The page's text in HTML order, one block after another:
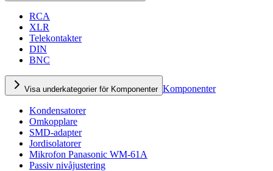
RCA
XLR
Telekontakter
DIN
BNC
Visa underkategorier för Komponenter Komponenter
Kondensatorer
Omkopplare
SMD-adapter
Jordisolatorer
Mikrofon Panasonic WM-61A
Passiv nivåjustering